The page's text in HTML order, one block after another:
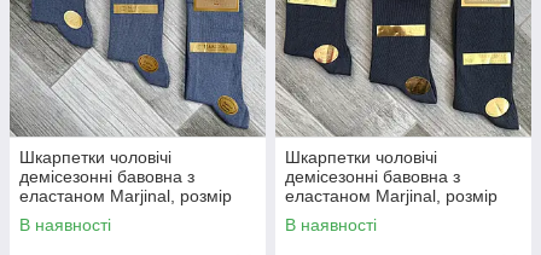
Шкарпетки чоловічі
демісезонні бавовна з
еластаном Marjinal, розмір
40-45, сірі,1830
В наявності
Шкарпетки чоловічі
демісезонні бавовна з
еластаном Marjinal, розмір
40-45, темно-сірі,1803
В наявності